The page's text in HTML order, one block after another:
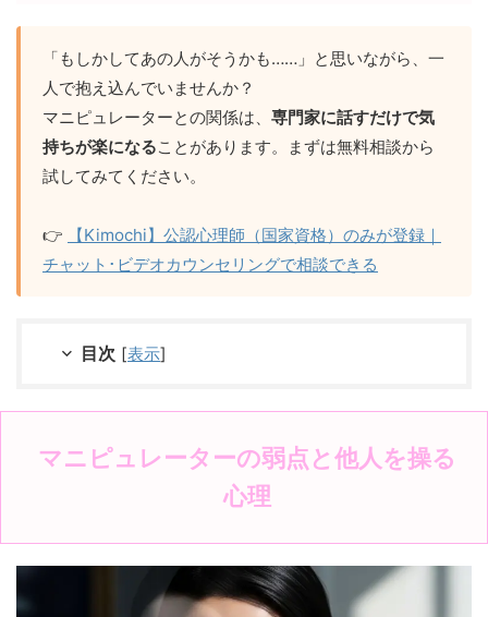
「もしかしてあの人がそうかも……」と思いながら、一
人で抱え込んでいませんか？
マニピュレーターとの関係は、 専門家に話すだけで気
持ちが楽になることがあります。まずは無料相談から
試してみてください。
👉
【Kimochi】公認心理師（国家資格）のみが登録｜
チャット･ビデオカウンセリングで相談できる
目次 [表示]
マニピュレーターの弱点と他人を操る
心理